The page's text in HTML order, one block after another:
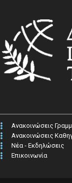
Ανακοινώσεις
Ανακοινώσεις
Νέα - Εκδηλώσεις
Επικοινωνία